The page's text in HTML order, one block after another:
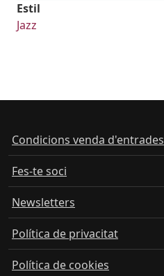
Estil
Jazz
Condicions venda d'entrades
Fes-te soci
Newsletters
Política de privacitat
Política de cookies